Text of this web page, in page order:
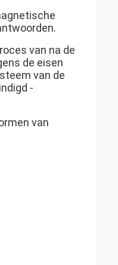
van na de
de eisen
van de
-
van